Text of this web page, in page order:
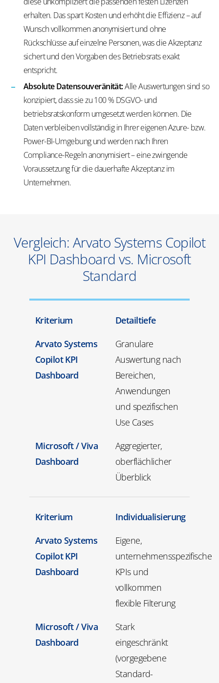
erhalten. Das spart Kosten und erhöht die Effizienz – auf
Wunsch vollkommen anonymisiert und ohne
Rückschlüsse auf einzelne Personen, was die Akzeptanz
sichert und den Vorgaben des Betriebsrats exakt
entspricht.
Absolute Datensouveränität:Alle Auswertungen sind so
konzipiert, dass sie zu 100 % DSGVO- und
betriebsratskonform umgesetzt werden können. Die
Daten verbleiben vollständig in Ihrer eigenen Azure- bzw.
Power-BI-Umgebung und werden nach Ihren
Compliance-Regeln anonymisiert – eine zwingende
Voraussetzung für die dauerhafte Akzeptanz im
Unternehmen.
Vergleich: Arvato Systems Copilot
KPI Dashboard vs. Microsoft
Standard
Kriterium
Detailtiefe
Arvato Systems
Copilot KPI
Dashboard
Granulare
Auswertung nach
Bereichen,
Anwendungen
und spezifischen
Use Cases
Microsoft / Viva
Dashboard
Aggregierter,
oberflächlicher
Überblick
Kriterium
Individualisierung
Arvato Systems
Copilot KPI
Dashboard
Eigene,
unternehmensspezifische
KPIs und
vollkommen
flexible Filterung
Microsoft / Viva
Dashboard
Stark
eingeschränkt
(vorgegebene
Standard-